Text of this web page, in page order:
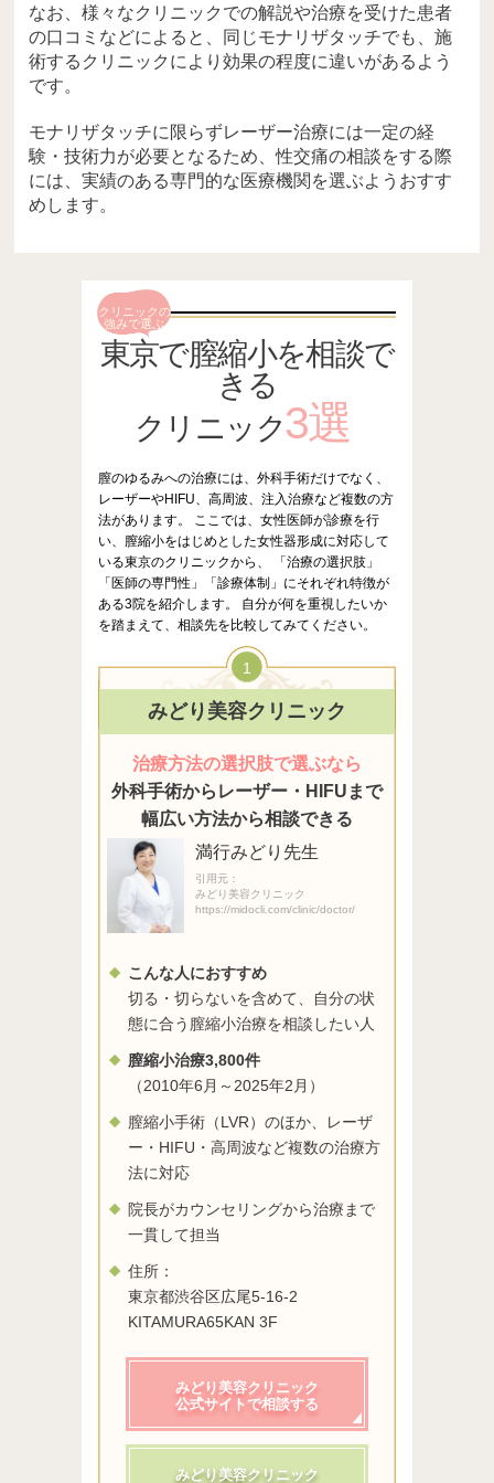
なお、様々なクリニックでの解説や治療を受けた患者
の口コミなどによると、同じモナリザタッチでも、施
術するクリニックにより効果の程度に違いがあるよう
です。
モナリザタッチに限らずレーザー治療には一定の経
験・技術力が必要となるため、性交痛の相談をする際
には、実績のある専門的な医療機関を選ぶようおすす
めします。
クリニックの
強みで選ぶ
東京で膣縮小を相談で
きる
クリニック3選
膣のゆるみへの治療には、外科手術だけでなく、
レーザーやHIFU、高周波、注入治療など複数の方
法があります。 ここでは、女性医師が診療を行
い、膣縮小をはじめとした女性器形成に対応して
いる東京のクリニックから、 「治療の選択肢」
「医師の専門性」「診療体制」にそれぞれ特徴が
ある3院を紹介します。 自分が何を重視したいか
を踏まえて、相談先を比較してみてください。
1
みどり美容クリニック
治療方法の選択肢で選ぶなら
外科手術からレーザー・HIFUまで
幅広い方法から相談できる
満行みどり先生
引用元：
みどり美容クリニック
https://midocli.com/clinic/doctor/
こんな人におすすめ
切る・切らないを含めて、自分の状
態に合う膣縮小治療を相談したい人
膣縮小治療3,800件
（2010年6月～2025年2月）
膣縮小手術（LVR）のほか、レーザ
ー・HIFU・高周波など複数の治療方
法に対応
院長がカウンセリングから治療まで
一貫して担当
住所：
東京都渋谷区広尾5-16-2
KITAMURA65KAN 3F
みどり美容クリニック
公式サイトで相談する
みどり美容クリニック